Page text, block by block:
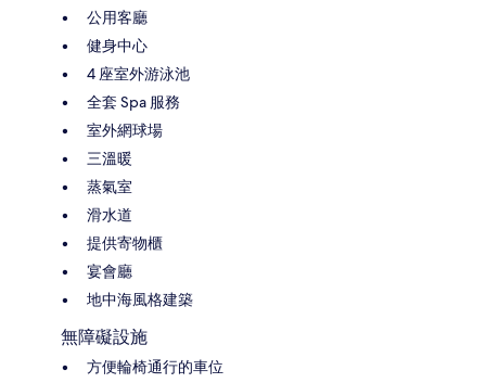
公用客廳
健身中心
4 座室外游泳池
全套 Spa 服務
室外網球場
三溫暖
蒸氣室
滑水道
提供寄物櫃
宴會廳
地中海風格建築
無障礙設施
方便輪椅通行的車位